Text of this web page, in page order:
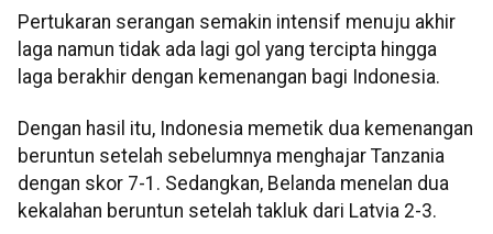
Pertukaran serangan semakin intensif menuju akhir
laga namun tidak ada lagi gol yang tercipta hingga
laga berakhir dengan kemenangan bagi Indonesia.
Dengan hasil itu, Indonesia memetik dua kemenangan
beruntun setelah sebelumnya menghajar Tanzania
dengan skor 7-1. Sedangkan, Belanda menelan dua
kekalahan beruntun setelah takluk dari Latvia 2-3.